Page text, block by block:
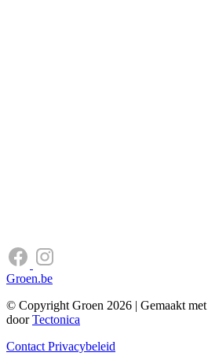
Groen.be
© Copyright Groen 2026 | Gemaakt met
doorTectonica
ContactPrivacybeleid